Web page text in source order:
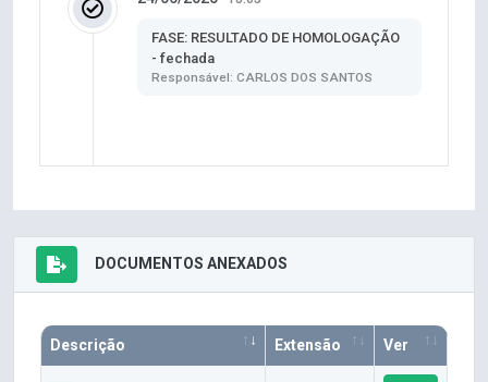
FASE: RESULTADO DE HOMOLOGAÇÃO
- fechada
Responsável: CARLOS DOS SANTOS
DOCUMENTOS ANEXADOS
Descrição Extensão Ver